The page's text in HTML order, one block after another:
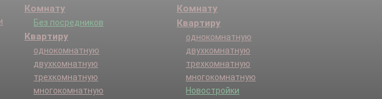
Комнату
Без посредников
Квартиру
однокомнатную
двухкомнатную
трехкомнатную
многокомнатную
Комнату
Квартиру
однокомнатную
двухкомнатную
трехкомнатную
многокомнатную
Новостройки